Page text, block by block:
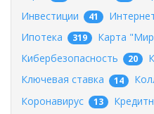
Инвестиции 41
Ипотека 319 Карта
Кибербезопасность 20
Ключевая ставка 14
Коронавирус 13